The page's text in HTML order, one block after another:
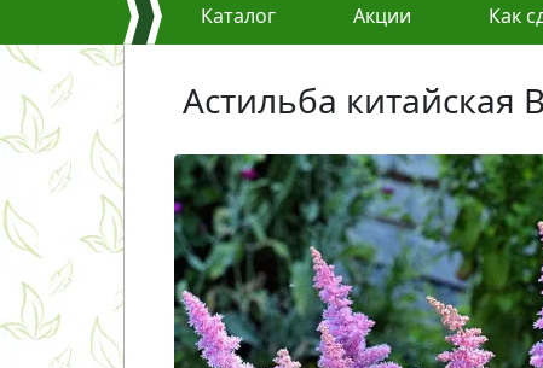
Каталог Акции Как
Астильба китайская